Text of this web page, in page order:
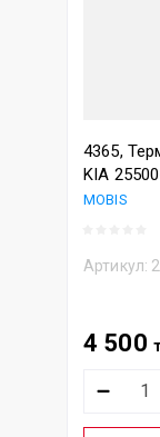
4365,
KIA
MOBIS
Артикул:
4 500